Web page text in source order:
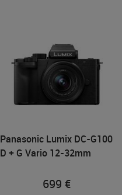
Panasonic Lumix DC-G100
D + G Vario 12-32mm
699 €